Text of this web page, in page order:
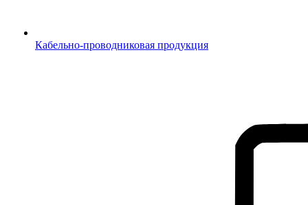
Кабельно-проводниковая продукция